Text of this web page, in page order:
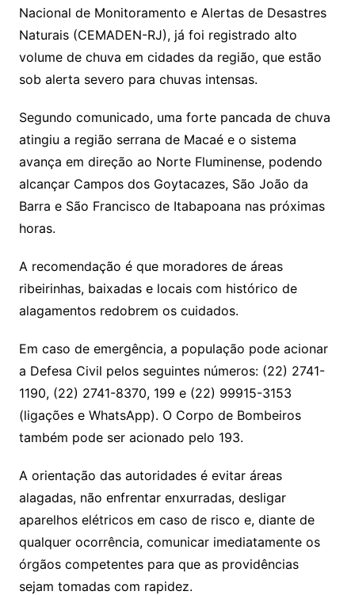
Nacional de Monitoramento e Alertas de Desastres
Naturais (CEMADEN-RJ), já foi registrado alto
volume de chuva em cidades da região, que estão
sob alerta severo para chuvas intensas.
Segundo comunicado, uma forte pancada de chuva
atingiu a região serrana de Macaé e o sistema
avança em direção ao Norte Fluminense, podendo
alcançar Campos dos Goytacazes, São João da
Barra e São Francisco de Itabapoana nas próximas
horas.
A recomendação é que moradores de áreas
ribeirinhas, baixadas e locais com histórico de
alagamentos redobrem os cuidados.
Em caso de emergência, a população pode acionar
a Defesa Civil pelos seguintes números: (22) 2741-
1190, (22) 2741-8370, 199 e (22) 99915-3153
(ligações e WhatsApp). O Corpo de Bombeiros
também pode ser acionado pelo 193.
A orientação das autoridades é evitar áreas
alagadas, não enfrentar enxurradas, desligar
aparelhos elétricos em caso de risco e, diante de
qualquer ocorrência, comunicar imediatamente os
órgãos competentes para que as providências
sejam tomadas com rapidez.